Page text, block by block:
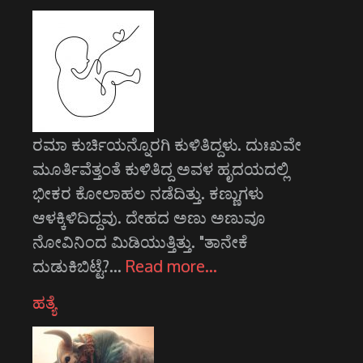
ರಮಾ ಕುರ್ಚಿಯನ್ನೊರಗಿ ಕುಳಿತಿದ್ದಳು. ದುಃಖವೇ
ಮೂರ್ತಿವೆತ್ತಂತೆ ಕುಳಿತಿದ್ದ ಅವಳ ಹೃದಯದಲ್ಲಿ
ಭೀಕರ ಕೋಲಾಹಲ ನಡೆದಿತ್ತು. ಕಣ್ಣುಗಳು
ಆಳಕ್ಕಿಳಿದಿದ್ದವು. ದೇಹದ ಅಣು ಅಣುವೂ
ನೋವಿನಿಂದ ಮಿಡಿಯುತ್ತಿತ್ತು. "ತಾನೇಕೆ
ದುಡುಕಿಬಿಟ್ಟೆ?… Read more…
ಹತ್ಯೆ